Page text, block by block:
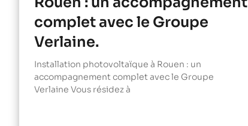
complet avec le Groupe
Verlaine.
Installation photovoltaïque à Rouen : un
accompagnement complet avec le Groupe
Verlaine Vous résidez à